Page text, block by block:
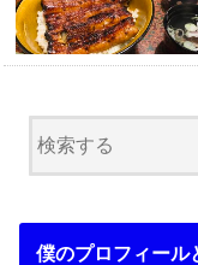
僕のプロフィール